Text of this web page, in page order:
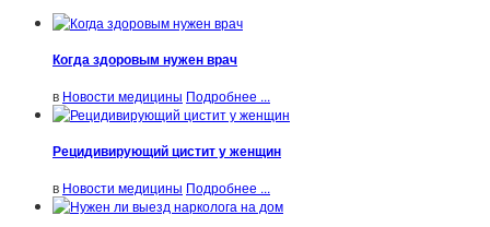
Когда здоровым нужен врач
в Новости медицины Подробнее ...
Рецидивирующий цистит у женщин
в Новости медицины Подробнее ...